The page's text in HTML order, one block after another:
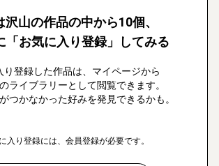
沢山の作品の中から10個、
「お気に入り登録」してみる
り登録した作品は、マイページから
ライブラリーとして閲覧できます。
つかなかった好みを発見できるかも。
入り登録には、会員登録が必要です。